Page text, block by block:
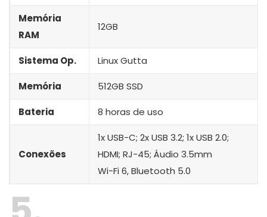
Memória
RAM
12GB
Sistema Op. Linux Gutta
Memória 512GB SSD
Bateria 8 horas de uso
Conexões
1x USB-C; 2x USB 3.2; 1x USB 2.0;
HDMI; RJ-45; Áudio 3.5mm
Wi-Fi 6, Bluetooth 5.0